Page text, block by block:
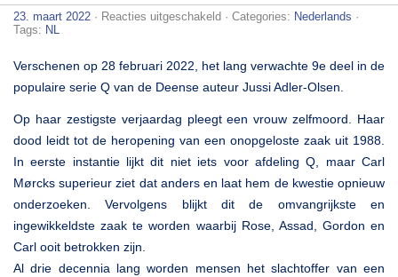
23. maart 2022 · Reacties uitgeschakeldvoor
–
Natriumchloride
· Categories: Nederlands ·
Tags: NL
Verschenen op 28 februari 2022, het lang verwachte 9e deel in de
populaire serie Q van de Deense auteur Jussi Adler-Olsen.
Op haar zestigste verjaardag pleegt een vrouw zelfmoord. Haar
dood leidt tot de heropening van een onopgeloste zaak uit 1988.
In eerste instantie lijkt dit niet iets voor afdeling Q, maar Carl
Mørcks superieur ziet dat anders en laat hem de kwestie opnieuw
onderzoeken. Vervolgens blijkt dit de omvangrijkste en
ingewikkeldste zaak te worden waarbij Rose, Assad, Gordon en
Carl ooit betrokken zijn.
Al drie decennia lang worden mensen het slachtoffer van een